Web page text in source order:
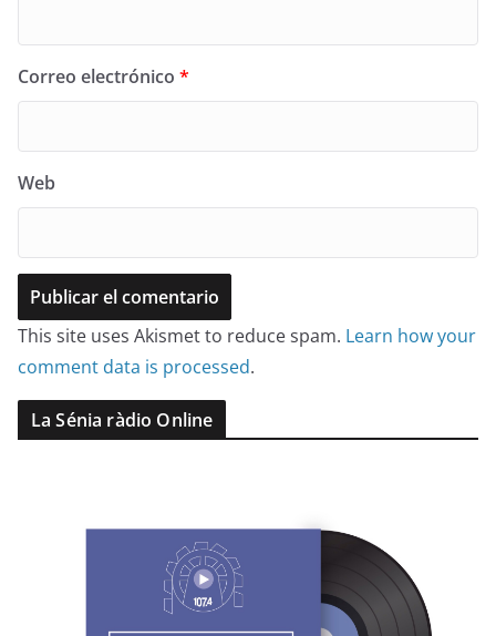
Correo electrónico *
Web
This site uses Akismet to reduce spam. Learn how your
comment data is processed.
La Sénia ràdio Online